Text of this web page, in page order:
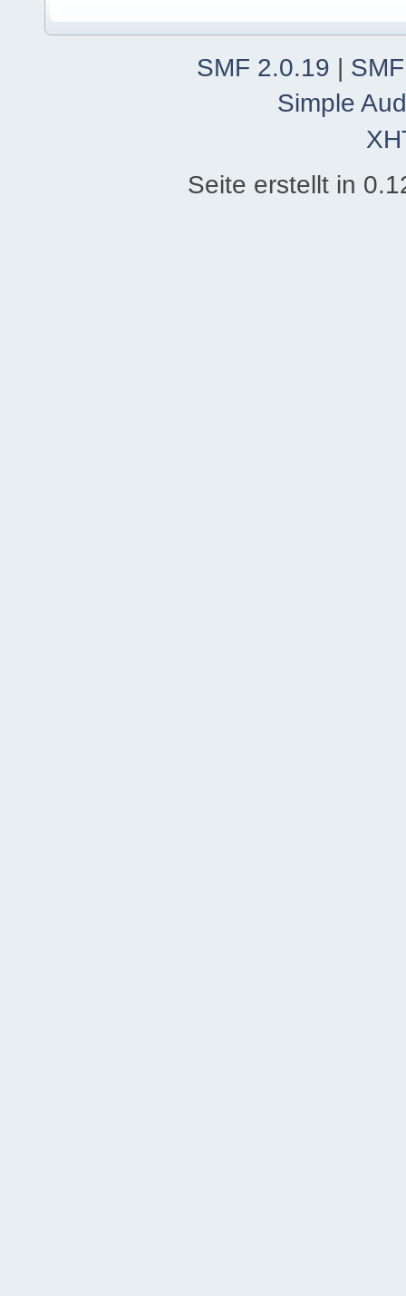
SMF 2.0.19 |
Simple
Seite erstellt in